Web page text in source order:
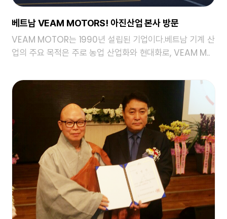
베트남 VEAM MOTORS! 아진산업 본사 방문
VEAM MOTOR는 1990년 설립된 기업이다.베트남 기계 산
업의 주요 목적은 주로 농업 산업화와 현대화로, VEAM M..